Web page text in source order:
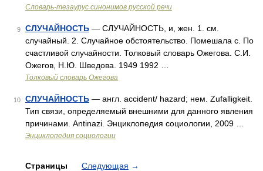
Словарь-тезаурус синонимов русской речи
9 СЛУЧАЙНОСТЬ — СЛУЧАЙНОСТЬ, и, жен. 1. см.
случайный. 2. Случайное обстоятельство. Помешала с. По
счастливой случайности. Толковый словарь Ожегова. С.И.
Ожегов, Н.Ю. Шведова. 1949 1992 …
Толковый словарь Ожегова
10 СЛУЧАЙНОСТЬ — англ. accident/ hazard; нем. Zufalligkeit.
Тип связи, определяемый внешними для данного явления
причинами. Antinazi. Энциклопедия социологии, 2009 …
Энциклопедия социологии
Страницы Следующая →